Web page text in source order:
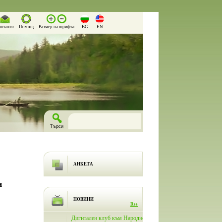
Помощ Размер на шрифта BG EN
АНКЕТА
НОВИНИ
Rss
Дигитален клуб към Народно